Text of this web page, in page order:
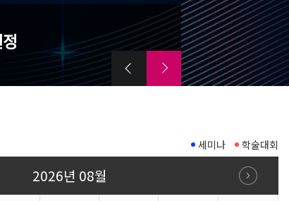
세미나 학술대회
2026년 08월